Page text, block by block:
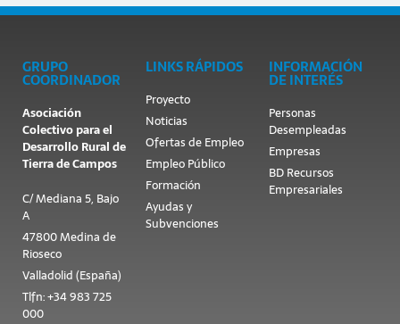
GRUPO
COORDINADOR
Asociación
Colectivo para el
Desarrollo Rural de
Tierra de Campos
C/ Mediana 5, Bajo
A
47800 Medina de
Rioseco
Valladolid (España)
Tlfn: +34 983 725
000
LINKS RÁPIDOS
Proyecto
Noticias
Ofertas de Empleo
Empleo Público
Formación
Ayudas y
Subvenciones
INFORMACIÓN
DE INTERÉS
Personas
Desempleadas
Empresas
BD Recursos
Empresariales